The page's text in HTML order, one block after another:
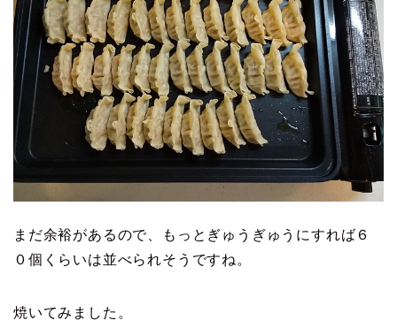
まだ余裕があるので、もっとぎゅうぎゅうにすれば６
０個くらいは並べられそうですね。
焼いてみました。